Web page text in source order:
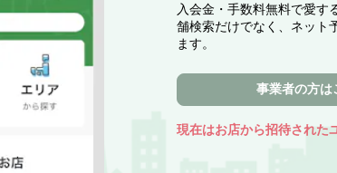
入会金・手数料無料で愛す
舗検索だけでなく、ネット
ます。
事業者の方は
現在はお店から招待された